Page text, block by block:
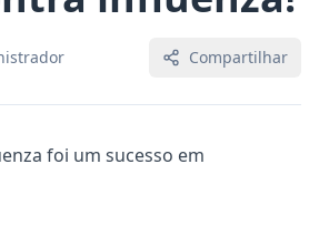
Compartilhar
foi um sucesso em